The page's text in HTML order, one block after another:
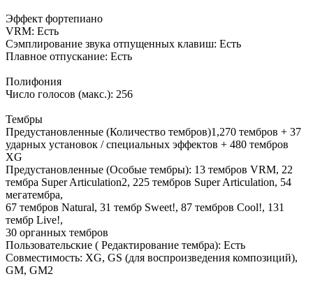
Эффект фортепиано
VRM: Есть
Сэмплирование звука отпущенных клавиш: Есть
Плавное отпускание: Есть
Полифония
Число голосов (макс.): 256
Тембры
Предустановленные (Количество тембров)1,270 тембров + 37
ударных установок / специальных эффектов + 480 тембров
XG
Предустановленные (Особые тембры): 13 тембров VRM, 22
тембра Super Articulation2, 225 тембров Super Articulation, 54
мегатембра,
67 тембров Natural, 31 тембр Sweet!, 87 тембров Cool!, 131
тембр Live!,
30 органных тембров
Пользовательские ( Редактирование тембра): Есть
Совместимость: XG, GS (для воспроизведения композиций),
GM, GM2